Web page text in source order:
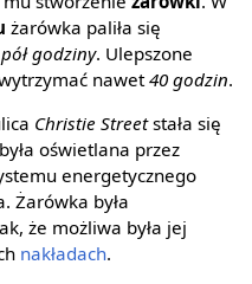
żarówka paliła się
godziny. Ulepszone
nawet40 godzin.
Christie Streetstała się
oświetlana przez
energetycznego
Żarówka była
że możliwa była jej
nakładach.